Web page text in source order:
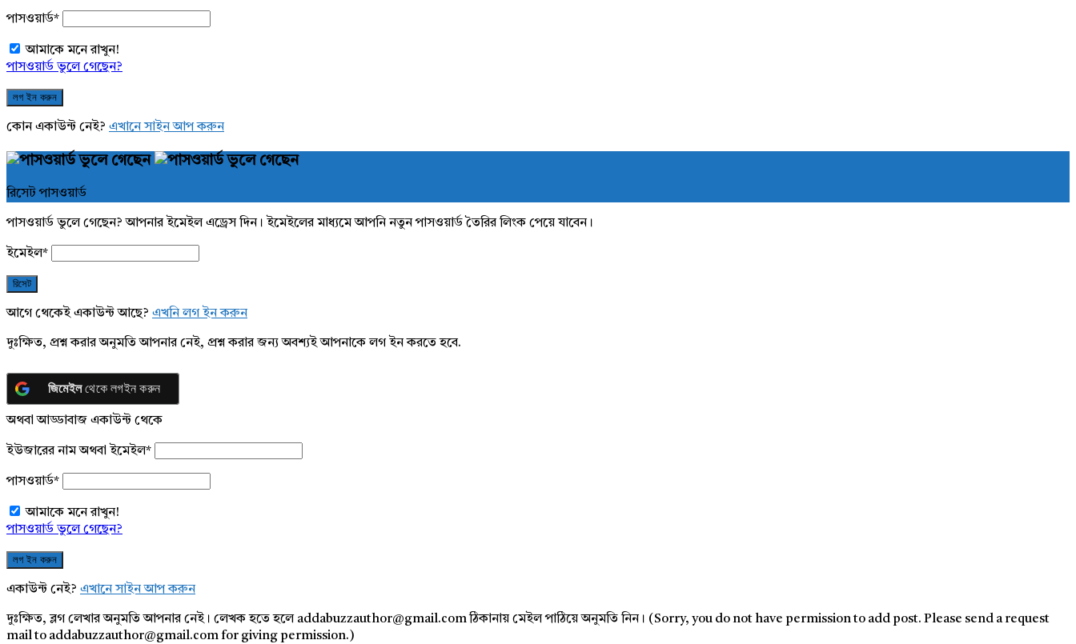
পাসওয়ার্ড*
আমাকে মনে রাখুন!
পাসওয়ার্ড ভুলে গেছেন?
কোন একাউন্ট নেই? এখানে সাইন আপ করুন
রিসেট পাসওয়ার্ড
পাসওয়ার্ড ভুলে গেছেন? আপনার ইমেইল এড্রেস দিন। ইমেইলের মাধ্যমে আপনি নতুন পাসওয়ার্ড তৈরির লিংক পেয়ে যাবেন।
ইমেইল*
আগে থেকেই একাউন্ট আছে? এখনি লগ ইন করুন
দুঃক্ষিত, প্রশ্ন করার অনুমতি আপনার নেই, প্রশ্ন করার জন্য অবশ্যই আপনাকে লগ ইন করতে হবে.
জিমেইলথেকে লগইন করুন
অথবা আড্ডাবাজ একাউন্ট থেকে
ইউজারের নাম অথবা ইমেইল*
পাসওয়ার্ড*
আমাকে মনে রাখুন!
পাসওয়ার্ড ভুলে গেছেন?
একাউন্ট নেই? এখানে সাইন আপ করুন
দুঃক্ষিত, ব্লগ লেখার অনুমতি আপনার নেই। লেখক হতে হলে addabuzzauthor@gmail.com ঠিকানায় মেইল পাঠিয়ে অনুমতি নিন। (Sorry, you do not have permission to add post. Please send a request
mail to addabuzzauthor@gmail.com for giving permission.)